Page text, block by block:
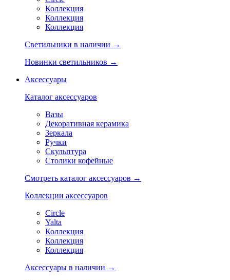
Коллекция
Коллекция
Коллекция
Светильники в наличии →
Новинки светильников →
Аксессуары
Каталог аксессуаров
Вазы
Декоративная керамика
Зеркала
Ручки
Скульптура
Столики кофейные
Смотреть каталог аксессуаров →
Коллекции аксессуаров
Circle
Yalta
Коллекция
Коллекция
Коллекция
Аксессуары в наличии →